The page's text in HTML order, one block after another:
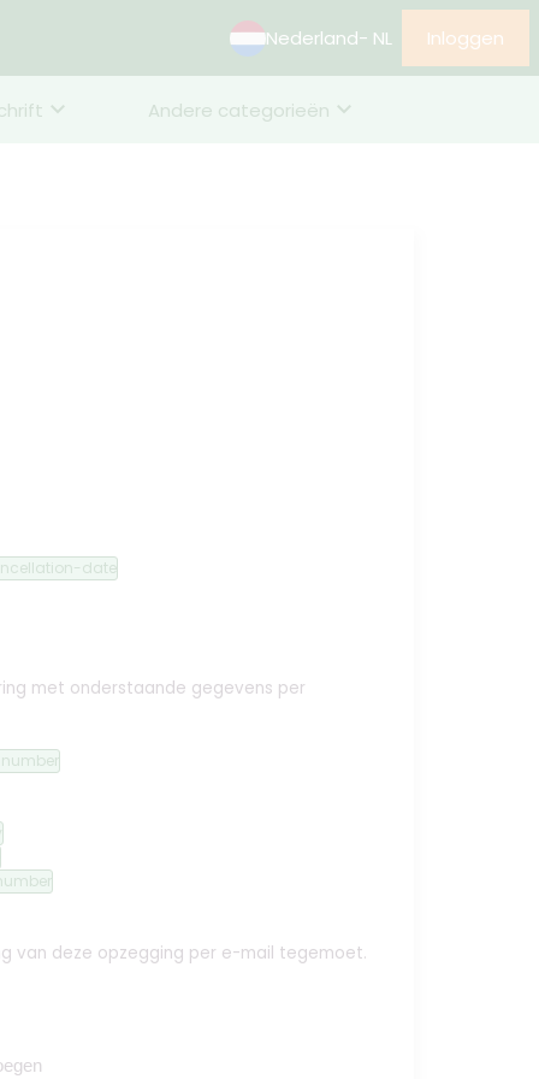
Nederland- NL Inloggen
Andere categorieën
date
met onderstaande gegevens per
van deze opzegging per e-mail tegemoet.